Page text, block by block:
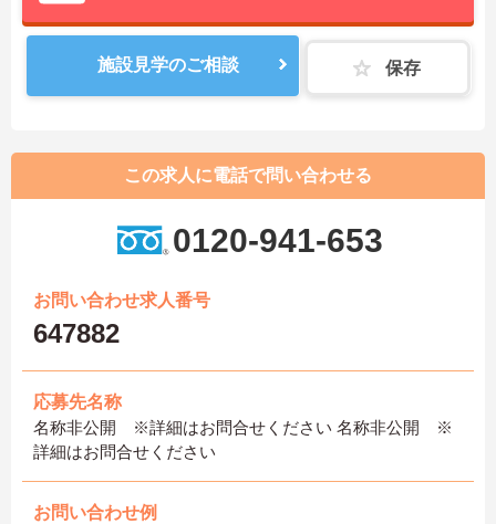
施設見学のご相談 保存
この求人に電話で問い合わせる
0120-941-653
お問い合わせ求人番号
647882
応募先名称
名称非公開 ※詳細はお問合せください 名称非公開 ※
詳細はお問合せください
お問い合わせ例